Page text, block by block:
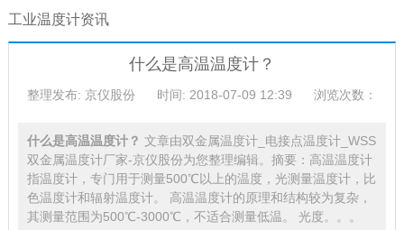
工业温度计资讯
什么是高温温度计？
整理发布: 京仪股份 时间: 2018-07-09 12:39 浏览次数：
什么是高温温度计？ 文章由双金属温度计_电接点温度计_WSS
双金属温度计厂家-京仪股份为您整理编辑。摘要：高温温度计
指温度计，专门用于测量500℃以上的温度，光测量温度计，比
色温度计和辐射温度计。 高温温度计的原理和结构较为复杂，
其测量范围为500℃-3000℃，不适合测量低温。 光度。。。